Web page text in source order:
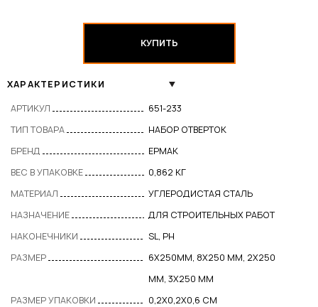
КУПИТЬ
ХАРАКТЕРИСТИКИ
АРТИКУЛ
651-233
ТИП ТОВАРА
НАБОР ОТВЕРТОК
БРЕНД
ЕРМАК
ВЕС В УПАКОВКЕ
0,862 КГ
МАТЕРИАЛ
УГЛЕРОДИСТАЯ СТАЛЬ
НАЗНАЧЕНИЕ
ДЛЯ СТРОИТЕЛЬНЫХ РАБОТ
НАКОНЕЧНИКИ
SL, PH
РАЗМЕР
6Х250ММ, 8Х250 ММ, 2Х250
ММ, 3Х250 ММ
РАЗМЕР УПАКОВКИ
0,2Х0,2Х0,6 СМ